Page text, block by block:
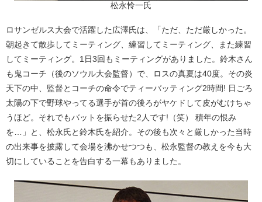
松永怜一氏
ロサンゼルス大会で活躍した広澤氏は、「ただ、ただ厳しかった。
朝起きて散歩してミーティング、練習してミーティング、また練習
してミーティング。1日3回もミーティングがありました。鈴木さん
も鬼コーチ（後のソウル大会監督）で、ロスの真夏は40度。その炎
天下の中、監督とコーチの命令でティーバッティング2時間! 日ごろ
太陽の下で野球やってる選手が首の後ろがヤケドして皮がむけちゃ
うほど。それでもバットを振らせた2人です!（笑） 積年の恨み
を…」と、松永氏と鈴木氏を紹介。その後も次々と厳しかった当時
の出来事を披露して会場を沸かせつつも、松永監督の教えを今も大
切にしていることを告白する一幕もありました。